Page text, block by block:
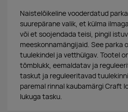
Naistelõikeline vooderdatud
suurepärane valik, et külma
või et soojendada teisi, pingil
meeskonnamängijaid. See parka
tuulekindel ja vetthülgav. Tootel
tõmblukk, eemaldatav ja
taskut ja reguleeritavad
paremal rinnal kaubamärgi Craft
lukuga tasku.